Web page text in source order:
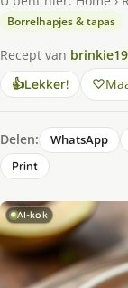
Borrelhapjes & tapas
Recept van
👍Lekker!
Delen: WhatsApp
Print
AI-kok